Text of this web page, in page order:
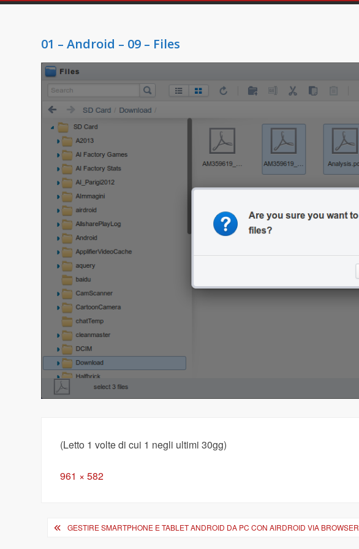
01 – Android – 09 – Files
(Letto 1 volte di cui 1 negli ultimi 30gg)
Full
961 × 582
Navigazione
GESTIRE SMARTPHONE E TABLET ANDROID DA PC CON AIRDROID VIA BROWSER